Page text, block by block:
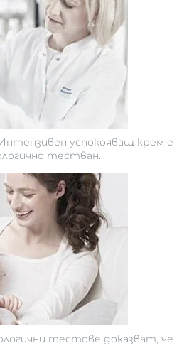
успокояващ крем е
тестван.
тестове доказват, че